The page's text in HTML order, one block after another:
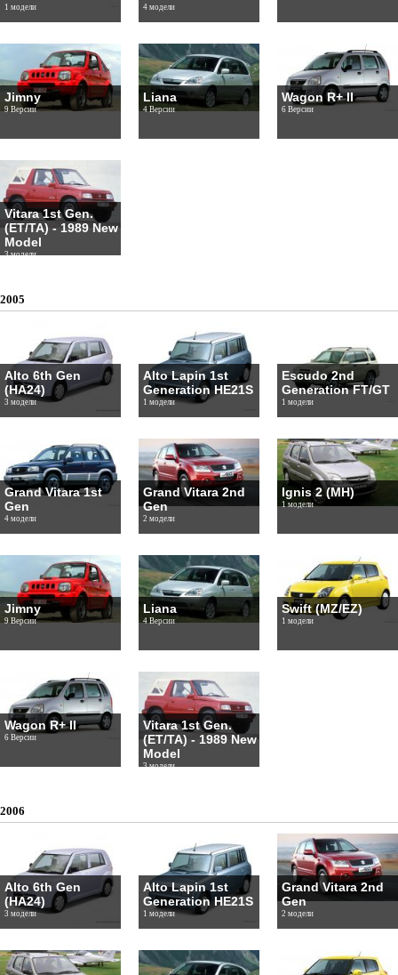
1 модели 4 модели
Jimny
9 Версии
Liana
4 Версии
Wagon R+ II
6 Версии
Vitara 1st Gen.
(ET/TA) - 1989 New
Model
3 модели
2005
Alto 6th Gen
(HA24)
3 модели
Alto Lapin 1st
Generation HE21S
1 модели
Escudo 2nd
Generation FT/GT
1 модели
Grand Vitara 1st
Gen
4 модели
Grand Vitara 2nd
Gen
2 модели
Ignis 2 (MH)
1 модели
Jimny
9 Версии
Liana
4 Версии
Swift (MZ/EZ)
1 модели
Wagon R+ II
6 Версии
Vitara 1st Gen.
(ET/TA) - 1989 New
Model
3 модели
2006
Alto 6th Gen
(HA24)
3 модели
Alto Lapin 1st
Generation HE21S
1 модели
Grand Vitara 2nd
Gen
2 модели